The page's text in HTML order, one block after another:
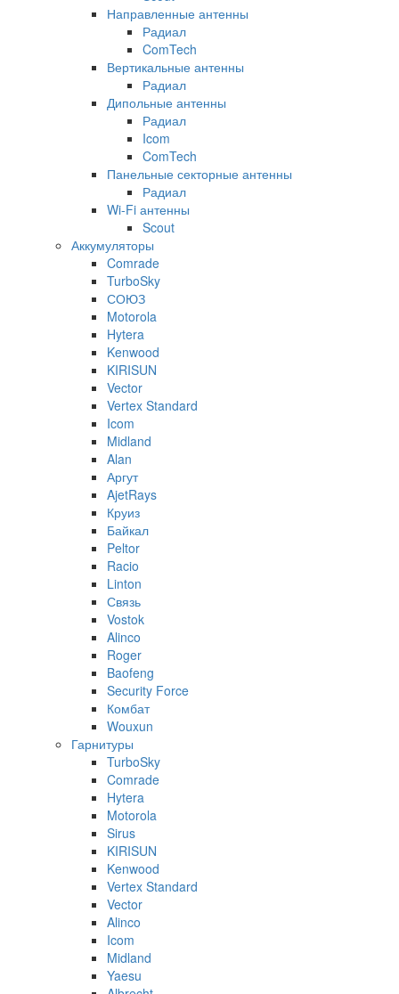
Направленные антенны
Радиал
ComTech
Вертикальные антенны
Радиал
Дипольные антенны
Радиал
Icom
ComTech
Панельные секторные антенны
Радиал
Wi-Fi антенны
Scout
Аккумуляторы
Comrade
TurboSky
СОЮЗ
Motorola
Hytera
Kenwood
KIRISUN
Vector
Vertex Standard
Icom
Midland
Alan
Аргут
AjetRays
Круиз
Байкал
Peltor
Racio
Linton
Связь
Vostok
Alinco
Roger
Baofeng
Security Force
Комбат
Wouxun
Гарнитуры
TurboSky
Comrade
Hytera
Motorola
Sirus
KIRISUN
Kenwood
Vertex Standard
Vector
Alinco
Icom
Midland
Yaesu